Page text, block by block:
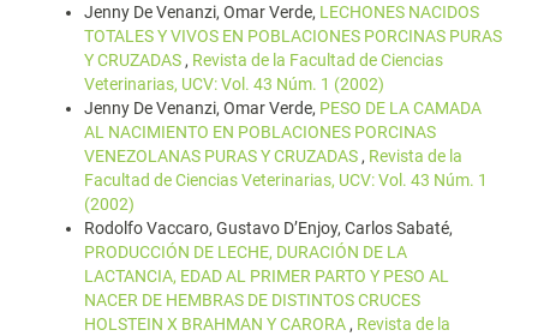
Jenny De Venanzi, Omar Verde, LECHONES NACIDOS
TOTALES Y VIVOS EN POBLACIONES PORCINAS PURAS
Y CRUZADAS , Revista de la Facultad de Ciencias
Veterinarias, UCV: Vol. 43 Núm. 1 (2002)
Jenny De Venanzi, Omar Verde, PESO DE LA CAMADA
AL NACIMIENTO EN POBLACIONES PORCINAS
VENEZOLANAS PURAS Y CRUZADAS , Revista de la
Facultad de Ciencias Veterinarias, UCV: Vol. 43 Núm. 1
(2002)
Rodolfo Vaccaro, Gustavo D’Enjoy, Carlos Sabaté,
PRODUCCIÓN DE LECHE, DURACIÓN DE LA
LACTANCIA, EDAD AL PRIMER PARTO Y PESO AL
NACER DE HEMBRAS DE DISTINTOS CRUCES
HOLSTEIN X BRAHMAN Y CARORA , Revista de la